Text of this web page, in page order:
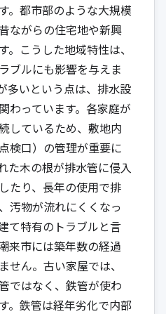
。都市部のような大規模
ながらの住宅地や新興
こうした地域特性は、
ブルにも影響を与えま
多いという点は、排水設
わっています。各家庭が
しているため、敷地内
検口）の管理が重要に
た木の根が排水管に侵入
たり、長年の使用で排
汚物が流れにくくなっ
て特有のトラブルと言
来市には築年数の経過
せん。古い家屋では、
ではなく、鉄管が使わ
。鉄管は経年劣化で内部